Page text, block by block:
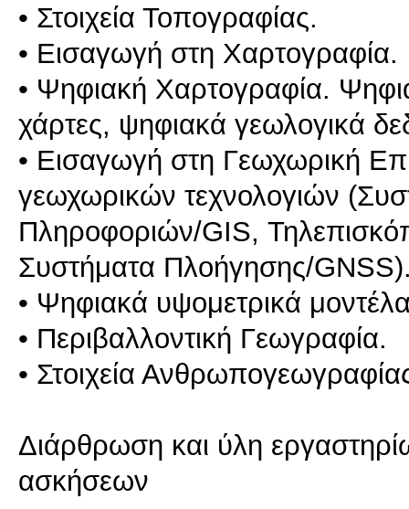
• Στοιχεία Τοπογραφίας.
• Εισαγωγή στη Χαρτογραφία.
• Ψηφιακή Χαρτογραφία.
χάρτες, ψηφιακά γεωλογικά
• Εισαγωγή στη Γεωχωρική
γεωχωρικών τεχνολογιών
Πληροφοριών/GIS,
Συστήματα Πλοήγησης/
• Ψηφιακά υψομετρικά
• Περιβαλλοντική Γεωγραφία.
• Στοιχεία
Διάρθρωση και ύλη
ασκήσεων